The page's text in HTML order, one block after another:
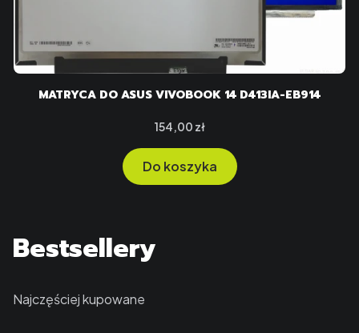
MATRYCA DO ASUS VIVOBOOK 14 D413IA-EB914
Cena
154,00 zł
Do koszyka
Bestsellery
Najczęściej kupowane